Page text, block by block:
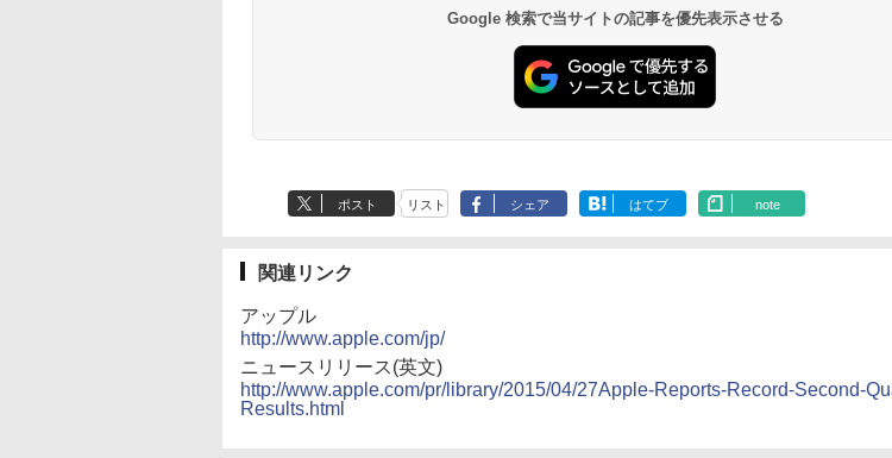
Google 検索で当サイトの記事を優先表示させる
ポスト リスト シェア はてブ note
関連リンク
アップル
http://www.apple.com/jp/
ニュースリリース(英文)
http://www.apple.com/pr/library/2015/04/27Apple-Reports-Record-Second-
Results.html